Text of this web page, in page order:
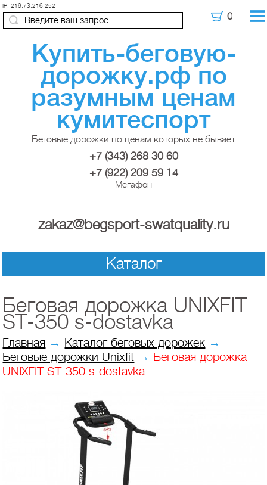
Купить-беговую-
дорожку.рф по
разумным ценам
кумитеспорт
Беговые дорожки по ценам которых не бывает
+7 (343) 268 30 60
+7 (922) 209 59 14
Мегафон
zakaz@begsport-swatquality.ru
Каталог
Беговая дорожка UNIXFIT
ST-350 s-dostavka
Главная → Каталог беговых дорожек →
Беговые дорожки Unixfit → Беговая дорожка
UNIXFIT ST-350 s-dostavka
IP: 216.73.216.252